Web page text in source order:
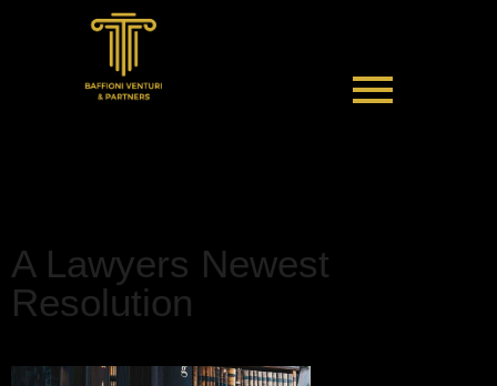
A Lawyers Newest
Resolution